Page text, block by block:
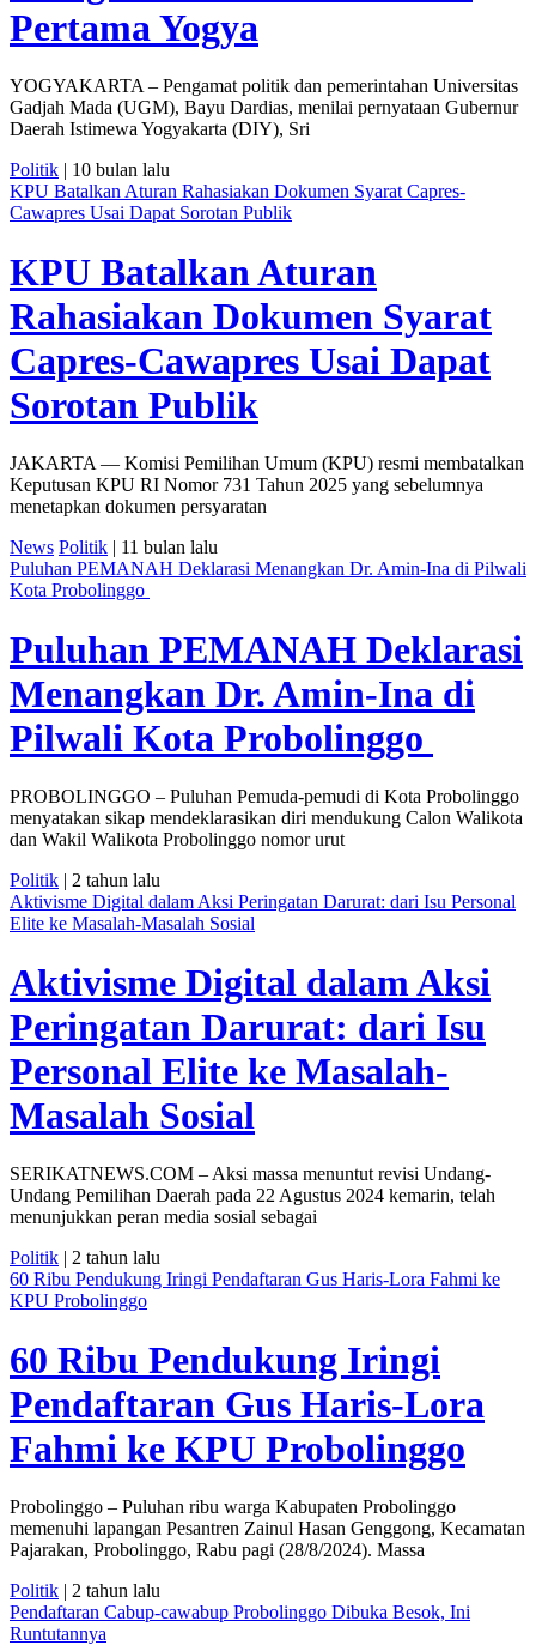
Pertama Yogya
YOGYAKARTA – Pengamat politik dan pemerintahan Universitas
Gadjah Mada (UGM), Bayu Dardias, menilai pernyataan Gubernur
Daerah Istimewa Yogyakarta (DIY), Sri
Politik | 10 bulan lalu
KPU Batalkan Aturan Rahasiakan Dokumen Syarat Capres-
Cawapres Usai Dapat Sorotan Publik
KPU Batalkan Aturan
Rahasiakan Dokumen Syarat
Capres-Cawapres Usai Dapat
Sorotan Publik
JAKARTA — Komisi Pemilihan Umum (KPU) resmi membatalkan
Keputusan KPU RI Nomor 731 Tahun 2025 yang sebelumnya
menetapkan dokumen persyaratan
News Politik | 11 bulan lalu
Puluhan PEMANAH Deklarasi Menangkan Dr. Amin-Ina di Pilwali
Kota Probolinggo
Puluhan PEMANAH Deklarasi
Menangkan Dr. Amin-Ina di
Pilwali Kota Probolinggo
PROBOLINGGO – Puluhan Pemuda-pemudi di Kota Probolinggo
menyatakan sikap mendeklarasikan diri mendukung Calon Walikota
dan Wakil Walikota Probolinggo nomor urut
Politik | 2 tahun lalu
Aktivisme Digital dalam Aksi Peringatan Darurat: dari Isu Personal
Elite ke Masalah-Masalah Sosial
Aktivisme Digital dalam Aksi
Peringatan Darurat: dari Isu
Personal Elite ke Masalah-
Masalah Sosial
SERIKATNEWS.COM – Aksi massa menuntut revisi Undang-
Undang Pemilihan Daerah pada 22 Agustus 2024 kemarin, telah
menunjukkan peran media sosial sebagai
Politik | 2 tahun lalu
60 Ribu Pendukung Iringi Pendaftaran Gus Haris-Lora Fahmi ke
KPU Probolinggo
60 Ribu Pendukung Iringi
Pendaftaran Gus Haris-Lora
Fahmi ke KPU Probolinggo
Probolinggo – Puluhan ribu warga Kabupaten Probolinggo
memenuhi lapangan Pesantren Zainul Hasan Genggong, Kecamatan
Pajarakan, Probolinggo, Rabu pagi (28/8/2024). Massa
Politik | 2 tahun lalu
Pendaftaran Cabup-cawabup Probolinggo Dibuka Besok, Ini
Runtutannya